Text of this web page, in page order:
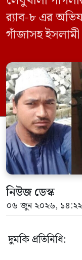
র‍্যাব-৮ এর
গাঁজাসহ
ভিত্তিতে
এক সদস্যকে
সূত্রে জানা
ভিত্তিতে র‍্যাব-
[…]
নিউজ ডেস্ক
০৬ জুন ২০২৬, ১৪:২২
দুমকি প্রতিনিধি: